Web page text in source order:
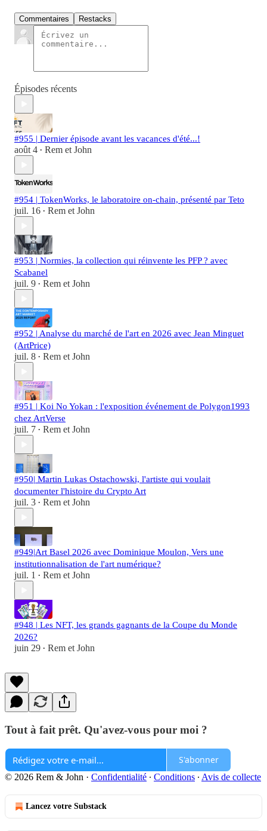
Commentaires Restacks
Épisodes récents
#955 | Dernier épisode avant les vacances d'été...!
août 4 • Rem et John
#954 | TokenWorks, le laboratoire on-chain, présenté par Teto
juil. 16 • Rem et John
#953 | Normies, la collection qui réinvente les PFP ? avec
Scabanel
juil. 9 • Rem et John
#952 | Analyse du marché de l'art en 2026 avec Jean Minguet
(ArtPrice)
juil. 8 • Rem et John
#951 | Koi No Yokan : l'exposition événement de Polygon1993
chez ArtVerse
juil. 7 • Rem et John
#950| Martin Lukas Ostachowski, l'artiste qui voulait
documenter l'histoire du Crypto Art
juil. 3 • Rem et John
#949|Art Basel 2026 avec Dominique Moulon, Vers une
institutionnalisation de l'art numérique?
juil. 1 • Rem et John
#948 | Les NFT, les grands gagnants de la Coupe du Monde
2026?
juin 29 • Rem et John
Tout à fait prêt. Qu'avez-vous pour moi ?
S'abonner
© 2026 Rem & John · Confidentialité ∙ Conditions ∙ Avis de collecte
Lancez votre Substack